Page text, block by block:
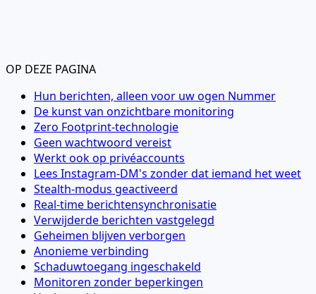
OP DEZE PAGINA
Hun berichten, alleen voor uw ogen Nummer
De kunst van onzichtbare monitoring
Zero Footprint-technologie
Geen wachtwoord vereist
Werkt ook op privéaccounts
Lees Instagram-DM's zonder dat iemand het weet
Stealth-modus geactiveerd
Real-time berichtensynchronisatie
Verwijderde berichten vastgelegd
Geheimen blijven verborgen
Anonieme verbinding
Schaduwtoegang ingeschakeld
Monitoren zonder beperkingen